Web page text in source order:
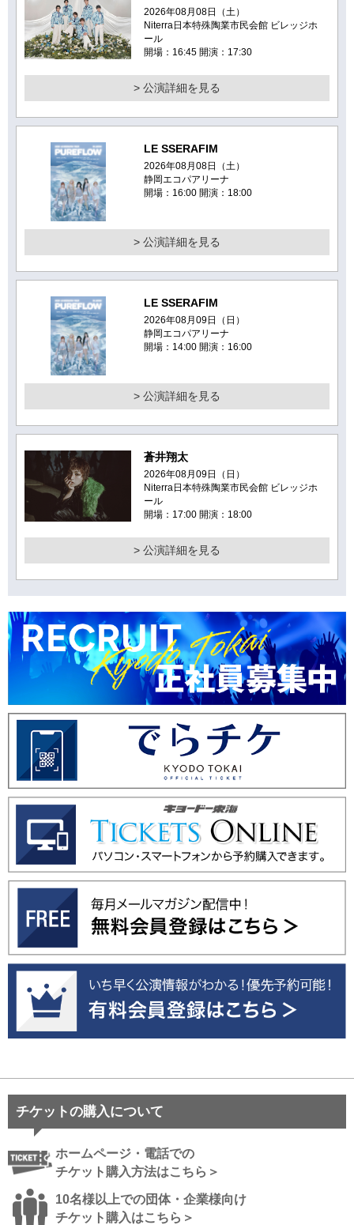
2026年08月08日（土）
Niterra日本特殊陶業市民会館 ビレッジホ
ール
開場：16:45 開演：17:30
> 公演詳細を見る
LE SSERAFIM
2026年08月08日（土）
静岡エコパアリーナ
開場：16:00 開演：18:00
> 公演詳細を見る
LE SSERAFIM
2026年08月09日（日）
静岡エコパアリーナ
開場：14:00 開演：16:00
> 公演詳細を見る
蒼井翔太
2026年08月09日（日）
Niterra日本特殊陶業市民会館 ビレッジホ
ール
開場：17:00 開演：18:00
> 公演詳細を見る
チケットの購入について
ホームページ・電話での
チケット購入方法はこちら＞
10名様以上での団体・企業様向け
チケット購入はこちら＞